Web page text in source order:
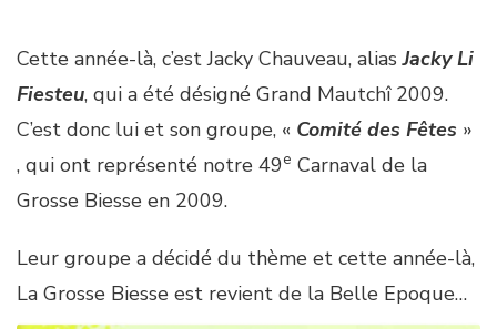
Cette année-là, c’est Jacky Chauveau, aliasJacky Li
Fiesteu, qui a été désigné Grand Mautchî 2009.
C’est donc lui et son groupe, « Comité des Fêtes »
, qui ont représenté notre 49e Carnaval de la
Grosse Biesse en 2009.
Leur groupe a décidé du thème et cette année-là,
La Grosse Biesse est revient de la Belle Epoque…